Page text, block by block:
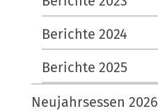
Berichte 2024
Berichte 2025
Neujahrsessen 2026